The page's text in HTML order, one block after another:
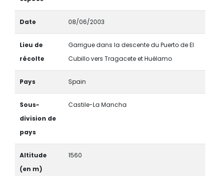
Date 08/06/2003
Lieu de
récolte
Garrigue dans la descente du Puerto de El
Cubillo vers Tragacete et Huélamo
Pays Spain
Sous-
division de
pays
Castile-La Mancha
Altitude
(en m)
1560